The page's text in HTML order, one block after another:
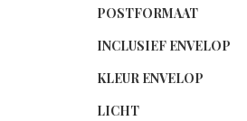
POSTFORMAAT
INCLUSIEF ENVELOP
KLEUR ENVELOP
LICHT